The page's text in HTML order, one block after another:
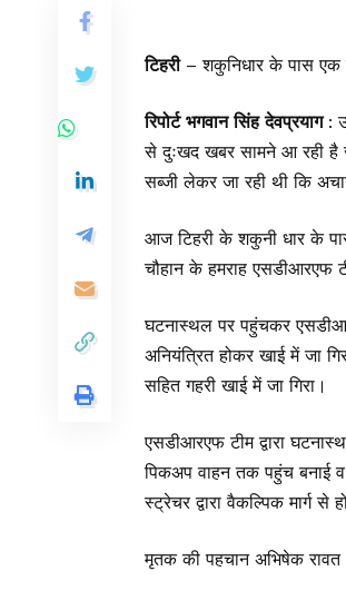
टिहरी– शकुनिधार के पास एक
रिपोर्ट भगवान सिंह देवप्रयाग:
से दुःखद खबर सामने आ रही है
सब्जी लेकर जा रही थी कि
आज टिहरी के शकुनी धार के
चौहान के हमराह एसडीआरएफ
घटनास्थल पर पहुंचकर
अनियंत्रित होकर खाई में जा
सहित गहरी खाई में जा गिरा।
एसडीआरएफ टीम द्वारा
पिकअप वाहन तक पहुंच बनाई
स्ट्रेचर द्वारा वैकल्पिक मार्ग
मृतक की पहचान अभिषेक रावत